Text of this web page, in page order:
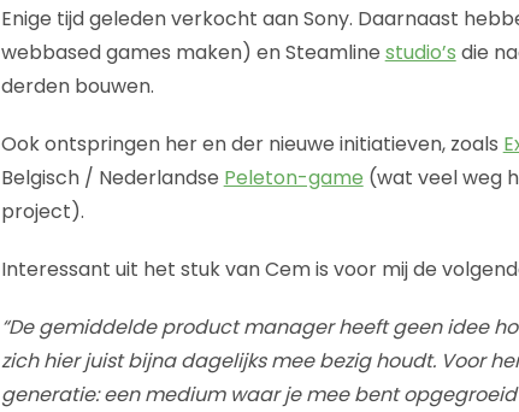
Enige tijd geleden verkocht aan Sony. Daarnaast
webbased games maken) en Steamline studio’s die
derden bouwen.
Ook ontspringen her en der nieuwe initiatieven, zoals
Belgisch / Nederlandse Peleton-game (wat veel weg
project).
Interessant uit het stuk van Cem is voor mij de
“De gemiddelde product manager heeft geen idee
zich hier juist bijna dagelijks mee bezig houdt. Voor
generatie: een medium waar je mee bent